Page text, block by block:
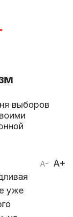
выборов
A- A+
уже